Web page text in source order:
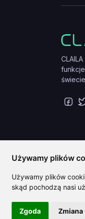
Używamy plików
Używamy plików
skąd pochodzą nasi
Zgoda Zmiana
świecie